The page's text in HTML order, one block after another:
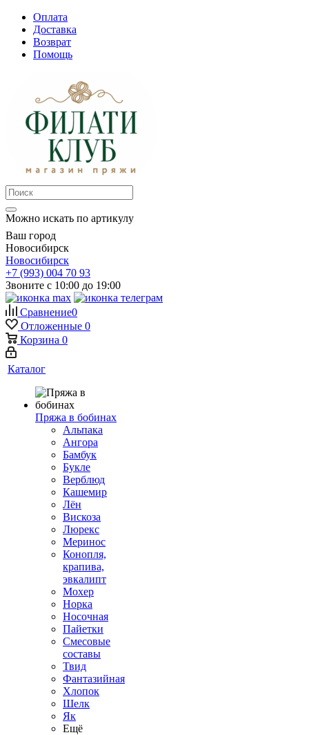
Оплата
Доставка
Возврат
Помощь
Можно искать по артикулу
Ваш город
Новосибирск
Новосибирск
+7 (993) 004 70 93
Звоните с 10:00 до 19:00
Сравнение0
Отложенные 0
Корзина 0
Каталог
Пряжа в бобинах
Альпака
Ангора
Бамбук
Букле
Верблюд
Кашемир
Лён
Вискоза
Люрекс
Меринос
Конопля,
крапива,
эвкалипт
Мохер
Норка
Носочная
Пайетки
Смесовые
составы
Твид
Фантазийная
Хлопок
Шелк
Як
Ещё